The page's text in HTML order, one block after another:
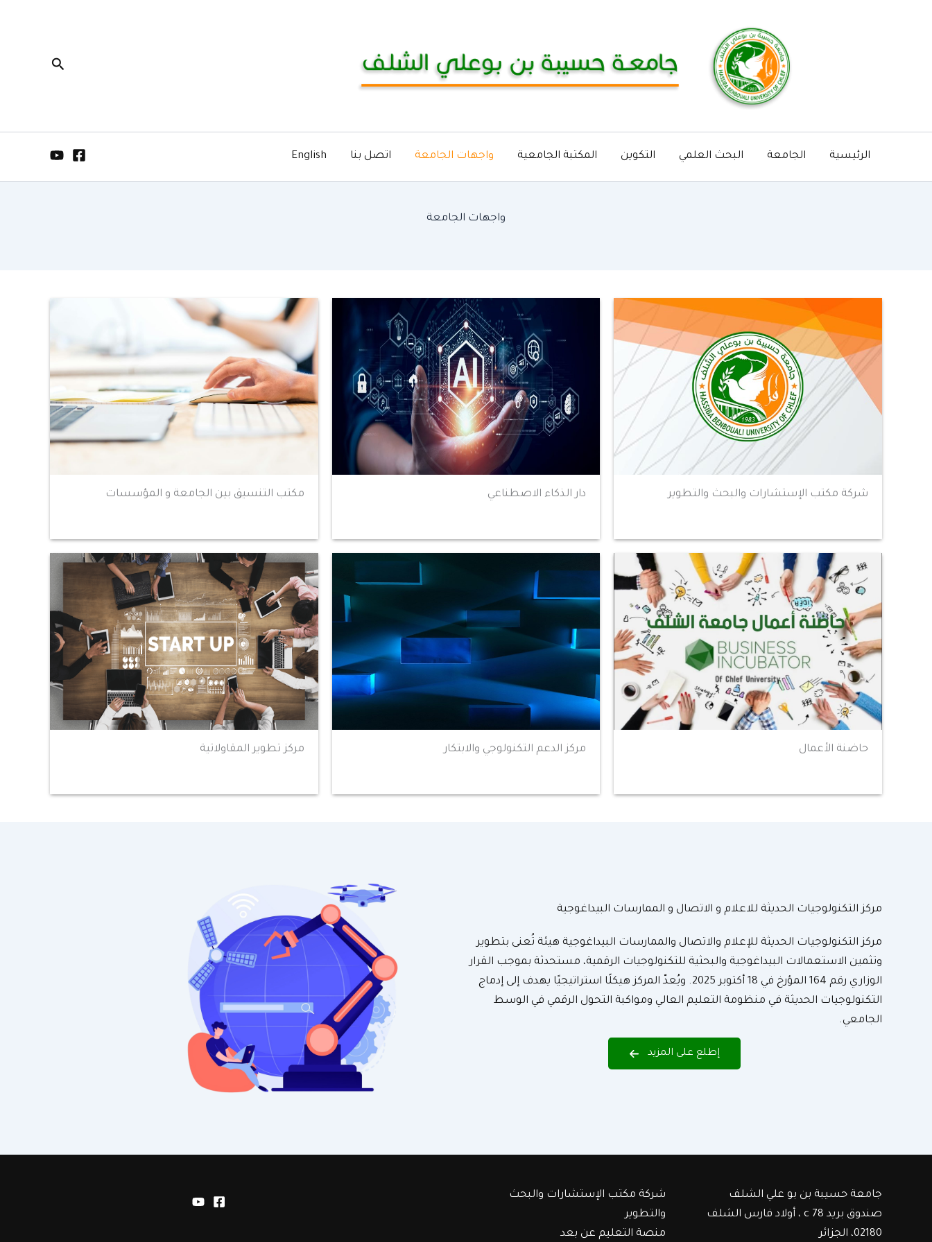
البحث
الرئيسية الجامعة البحث العلمي التكوين المكتبة الجامعية واجهات الجامعة اتصل بنا English
واجهات الجامعة
شركة مكتب الإستشارات والبحث والتطوير دار الذكاء الاصطناعي مكتب التنسيق بين الجامعة و المؤسسات
حاضنة الأعمال مركز الدعم التكنولوجي والابتكار مركز تطوير المقاولاتية
مركز التكنولوجيات الحديثة للاعلام و الاتصال و الممارسات البيداغوجية
مركز التكنولوجيات الحديثة للإعلام والاتصال والممارسات البيداغوجية هيئة تُعنى بتطوير
وتثمين الاستعمالات البيداغوجية والبحثية للتكنولوجيات الرقمية، مستحدثة بموجب القرار
الوزاري رقم 164 المؤرخ في 18 أكتوبر 2025. ويُعدّ المركز هيكلًا استراتيجيًا يهدف إلى إدماج
التكنولوجيات الحديثة في منظومة التعليم العالي ومواكبة التحول الرقمي في الوسط
الجامعي.
إطلع على المزيد
جامعة حسيبة بن بو علي الشلف
صندوق بريد c 78 ، أولاد فارس الشلف
02180، الجزائر
شركة مكتب الإستشارات والبحث
والتطوير
منصة التعليم عن بعد